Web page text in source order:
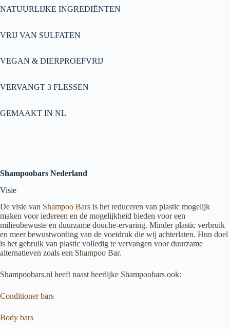
NATUURLIJKE INGREDIËNTEN
VRIJ VAN SULFATEN
VEGAN & DIERPROEFVRIJ
VERVANGT 3 FLESSEN
GEMAAKT IN NL
Shampoobars Nederland
Visie
De visie van Shampoo Bars is het reduceren van plastic mogelijk
maken voor iedereen en de mogelijkheid bieden voor een
milieubewuste en duurzame douche-ervaring. Minder plastic verbruik
en meer bewustwording van de voetdruk die wij achterlaten. Hun doel
is het gebruik van plastic volledig te vervangen voor duurzame
alternatieven zoals een Shampoo Bar.
Shampoobars.nl heeft naast heerlijke Shampoobars ook:
Conditioner bars
Body bars